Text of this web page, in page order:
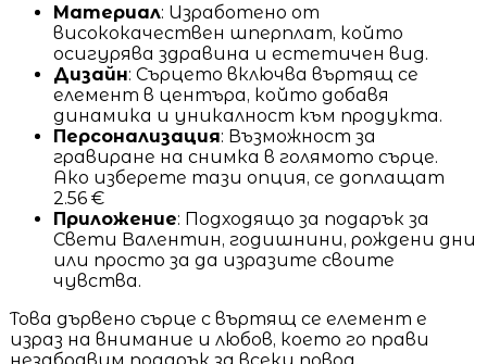
Материал: Изработено от
висококачествен шперплат, който
осигурява здравина и естетичен вид.
Дизайн: Сърцето включва въртящ се
елемент в центъра, който добавя
динамика и уникалност към продукта.
Персонализация: Възможност за
гравиране на снимка в голямото сърце.
Ако изберете тази опция, се доплащат
2.56 €
Приложение: Подходящо за подарък за
Свети Валентин, годишнини, рождени дни
или просто за да изразите своите
чувства.
Това дървено сърце с въртящ се елемент е
израз на внимание и любов, което го прави